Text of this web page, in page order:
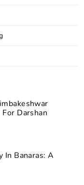
Darshan
In Banaras: A